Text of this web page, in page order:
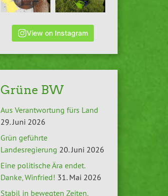
View on Instagram
Grüne BW
Aus Verantwortung fürs Land
29. Juni 2026
Grün geführte
Landesregierung 20. Juni 2026
Eine politische Ära endet.
Danke, Winfried! 31. Mai 2026
Stabil in bewegten Zeiten.